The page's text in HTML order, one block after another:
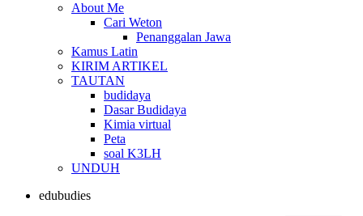
About Me
Cari Weton
Penanggalan Jawa
Kamus Latin
KIRIM ARTIKEL
TAUTAN
budidaya
Dasar Budidaya
Kimia virtual
Peta
soal K3LH
UNDUH
edubudies